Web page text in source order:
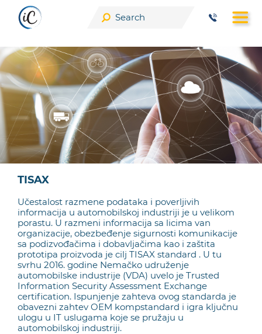
Skip
to
content
TISAX
Učestalost razmene podataka i poverljivih
informacija u automobilskoj industriji je u velikom
porastu. U razmeni informacija sa licima van
organizacije, obezbeđenje sigurnosti komunikacije
sa podizvođačima i dobavljačima kao i zaštita
prototipa proizvoda je cilj TISAX standard . U tu
svrhu 2016. godine Nemačko udruženje
automobilske industrije (VDA) uvelo je Trusted
Information Security Assessment Exchange
certification. Ispunjenje zahteva ovog standarda je
obavezni zahtev OEM kompstandard i igra ključnu
ulogu u IT uslugama koje se pružaju u
automobilskoj industriji.